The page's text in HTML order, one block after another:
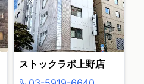
ストックラボ上野店